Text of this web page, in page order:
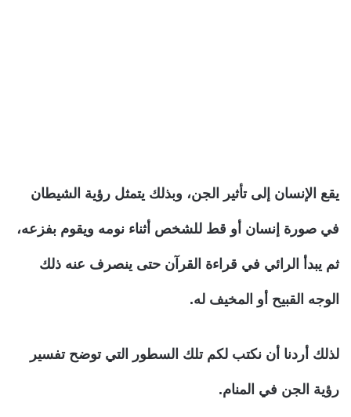
يقع الإنسان إلى تأثير الجن، وبذلك يتمثل رؤية الشيطان
في صورة إنسان أو قط للشخص أثناء نومه ويقوم بفزعه،
ثم يبدأ الرائي في قراءة القرآن حتى ينصرف عنه ذلك
الوجه القبيح أو المخيف له.
لذلك أردنا أن نكتب لكم تلك السطور التي توضح تفسير
رؤية الجن في المنام.